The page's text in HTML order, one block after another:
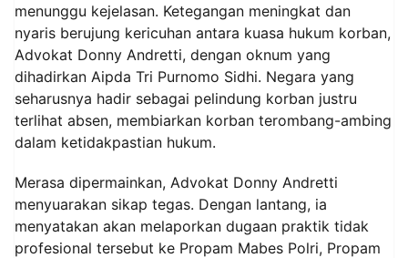
menunggu kejelasan. Ketegangan meningkat dan
nyaris berujung kericuhan antara kuasa hukum korban,
Advokat Donny Andretti, dengan oknum yang
dihadirkan Aipda Tri Purnomo Sidhi. Negara yang
seharusnya hadir sebagai pelindung korban justru
terlihat absen, membiarkan korban terombang-ambing
dalam ketidakpastian hukum.
Merasa dipermainkan, Advokat Donny Andretti
menyuarakan sikap tegas. Dengan lantang, ia
menyatakan akan melaporkan dugaan praktik tidak
profesional tersebut ke Propam Mabes Polri, Propam